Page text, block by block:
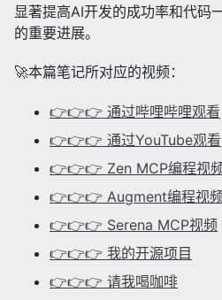
显著提高AI开发的成功率和代码
的重要进展。
🚀本篇笔记所对应的视频：
👉👉👉 通过哔哩哔哩观看
👉👉👉 通过YouTube观看
👉👉👉 Zen MCP编程视
👉👉👉 Augment编程视
👉👉👉 Serena MCP视频
👉👉👉 我的开源项目
👉👉👉 请我喝咖啡